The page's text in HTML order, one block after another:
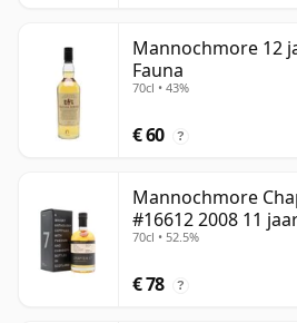
Mannochmore 12
Fauna
70cl • 43%
€ 60 ?
Mannochmore
#16612 2008 11
70cl • 52.5%
€ 78 ?